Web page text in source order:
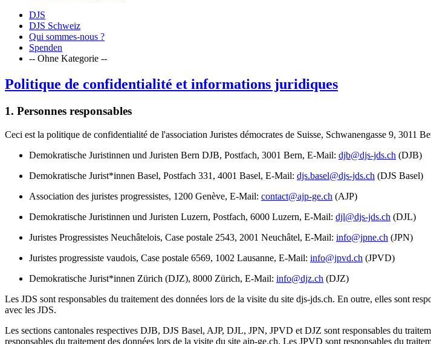
DJS
DJS Schweiz
Qui sommes-nous ?
Spenden
-- Ohne Kategorie --
Politique de confidentialité et informations juridiques
1. Personnes responsables
Ceci est la politique de confidentialité de l'association Juristes démocrates de Suisse, Schwanengasse 9, 3011
Demokratische Juristinnen und Juristen Bern DJB, Postfach, 3001 Bern, E-Mail: djb@djs-jds.ch (DJB)
Demokratische Jurist*innen Basel, Postfach 331, 4001 Basel, E-Mail: djs.basel@djs-jds.ch (DJS Basel)
Association des juristes progressistes, 1200 Genève, E-Mail: contact@ajp-ge.ch (AJP)
Demokratische Juristinnen und Juristen Luzern, Postfach, 6000 Luzern, E-Mail: djl@djs-jds.ch (DJL)
Juristes Progressistes Neuchâtelois, Case postale 2543, 2001 Neuchâtel, E-Mail: info@jpne.ch (JPN)
Juristes progressiste vaudois, Case postale 6569, 1002 Lausanne, E-Mail: info@jpvd.ch (JPVD)
Demokratische Jurist*innen Zürich (DJZ), 8000 Zürich, E-Mail: info@djz.ch (DJZ)
Les JDS sont responsables du traitement des données lors de la visite du site djs-jds.ch. En outre, elles sont
avec les JDS.
Les sections cantonales respectives DJB, DJS Basel, AJP, DJL, JPN, JPVD et DJZ sont responsables du
responsables du traitement des données lors de la visite du site ajp-ge.ch. Les JPVD sont responsables du